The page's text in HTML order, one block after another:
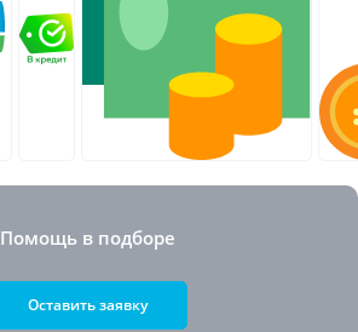
Помощь в подборе
Оставить заявку